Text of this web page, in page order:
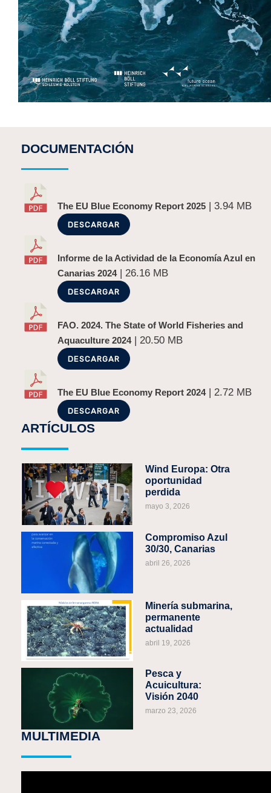
DOCUMENTACIÓN
The EU Blue Economy Report 2025 | 3.94 MB
DESCARGAR
Informe de la Actividad de la Economía Azul en
Canarias 2024| 26.16 MB
DESCARGAR
FAO. 2024. The State of World Fisheries and
Aquaculture 2024| 20.50 MB
DESCARGAR
The EU Blue Economy Report 2024| 2.72 MB
DESCARGAR
ARTÍCULOS
Wind Europa: Otra
oportunidad
perdida
mayo 3, 2026
Compromiso Azul
30/30, Canarias
abril 26, 2026
Minería submarina,
permanente
actualidad
abril 19, 2026
Pesca y
Acuicultura:
Visión 2040
marzo 23, 2026
MULTIMEDIA